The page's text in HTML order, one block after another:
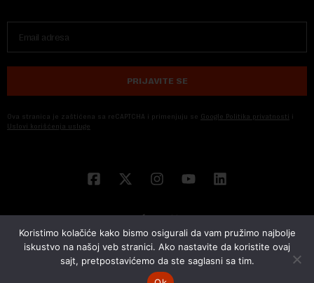
PRIJAVITE SE
Ova stranica je zaštićena sa reCAPTCHA i primenjuju se Google Politika privatnosti i
Uslovi korišćenja usluge
© 2026 NOVA EKONOMIJA | SVA PRAVA ZADŽANA | DEVELOPED BY
Koristimo kolačiće kako bismo osigurali da vam pružimo najbolje
iskustvo na našoj veb stranici. Ako nastavite da koristite ovaj
sajt, pretpostavićemo da ste saglasni sa tim.